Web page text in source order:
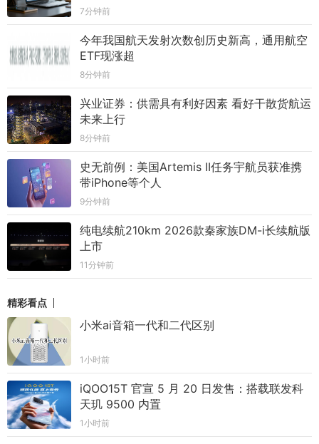
7分钟前
今年我国航天发射次数创历史新高，通用航空
ETF现涨超
8分钟前
兴业证券：供需具有利好因素 看好干散货航运
未来上行
8分钟前
史无前例：美国Artemis II任务宇航员获准携
带iPhone等个人
9分钟前
纯电续航210km 2026款秦家族DM-i长续航版
上市
11分钟前
精彩看点
小米ai音箱一代和二代区别
1小时前
iQOO15T 官宣 5 月 20 日发售：搭载联发科
天玑 9500 内置
1小时前